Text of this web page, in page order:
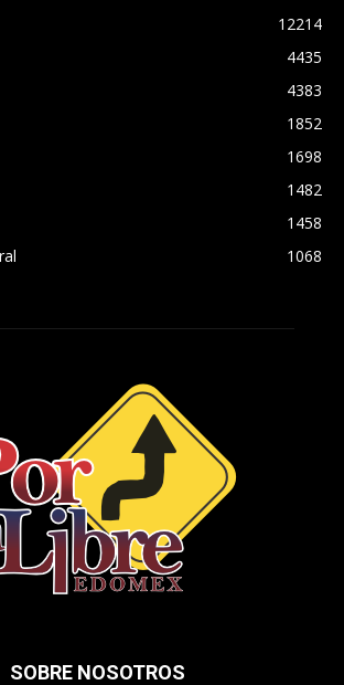
12214
4435
4383
1852
1698
1482
1458
1068
SOBRE NOSOTROS